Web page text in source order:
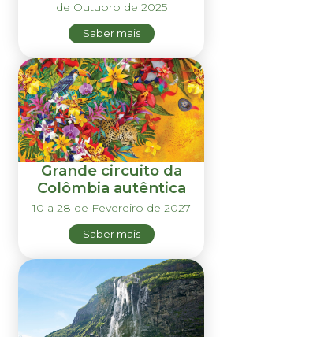
de Outubro de 2025
Saber mais
Grande circuito da
Colômbia autêntica
10 a 28 de Fevereiro de 2027
Saber mais